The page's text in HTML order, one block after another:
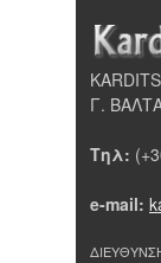
Γ.
Τηλ:
e-mail: